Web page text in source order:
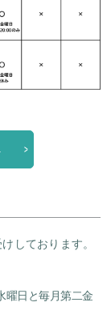
しております。
曜日と毎月第二金